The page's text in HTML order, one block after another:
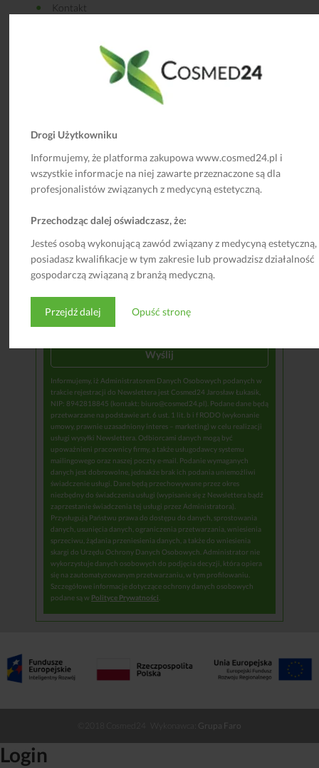
Drogi Użytkowniku
Informujemy, że platforma zakupowa www.cosmed24.pl i
wszystkie informacje na niej zawarte przeznaczone są dla
profesjonalistów związanych z medycyną estetyczną.
Przechodząc dalej oświadczasz, że:
Jesteś osobą wykonującą zawód związany z medycyną estetyczną,
posiadasz kwalifikacje w tym zakresie lub prowadzisz działalność
gospodarczą związaną z branżą medyczną.
Przejdź dalej Opuść stronę
Kontakt
Dane kontaktowe
Cosmed24, ul. Graniczna 143A, 54-530 Wrocław
Skontaktuj się z nami: 720-300-700
Odwiedź nas na Facebook’u!
Wyrażam zgodę na kontaktowanie się przez firmę Cosmed24
informacji marketingowych o produktach i usługach firmy
Informujemy, iż Administratorem Danych Osobowych podanych w
trakcie rejestracji do Newslettera jest Cosmed24 Jarosław Łukasik,
NIP: 8942818845 (kontakt: biuro@cosmed24.pl). Podane dane będą
przetwarzane na podstawie art. 6 ust. 1 lit. b i f RODO (wykonanie
umowy, prawnie uzasadniony interes – marketing) w celu realizacji
usługi wysyłki Newslettera. Odbiorcami danych mogą być
upoważnieni pracownicy firmy, a także usługodawcy systemu
mailingowego oraz naszej poczty e-mail. Podanie wymaganych
danych jest dobrowolne, jednakże brak ich podania uniemożliwi
świadczenie usługi. Dane będą przechowywane przez okres
niezbędny do świadczenia usługi (wypisanie się z Newslettera bądź
zaprzestanie świadczenia tej usługi przez Administratora).
Przysługują Państwu prawa do dostępu do danych, sprostowania
danych, usunięcia danych, ograniczenia przetwarzania, wniesienia
sprzeciwu, żądania przeniesienia danych, a także do wniesienia
skargi do Urzędu Ochrony Danych Osobowych. Administrator nie
wykorzystuje danych osobowych do podjęcia decyzji, która opiera
się na zautomatyzowanym przetwarzaniu, w tym profilowaniu.
Szczegółowe informacje dotyczące ochrony danych osobowych
podane są w Polityce Prywatności
Grupa Faro
Login